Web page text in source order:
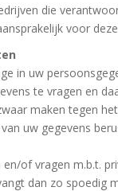
die
voor
in uw
te vragen en
maken tegen
uw gegevens
of vragen m.b.t.
dan zo spoedig